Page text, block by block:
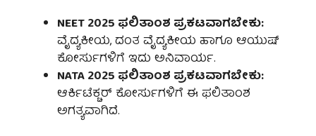
NEET 2025 ಫಲಿತಾಂಶ ಪ್ರಕಟವಾಗಬೇಕು:
ವೈದ್ಯಕೀಯ, ದಂತ ವೈದ್ಯಕೀಯ ಹಾಗೂ ಆಯುಷ್
ಕೋರ್ಸುಗಳಿಗೆ ಇದು ಅನಿವಾರ್ಯ.
NATA 2025 ಫಲಿತಾಂಶ ಪ್ರಕಟವಾಗಬೇಕು:
ಆರ್ಕಿಟೆಕ್ಚರ್ ಕೋರ್ಸುಗಳಿಗೆ ಈ ಫಲಿತಾಂಶ
ಅಗತ್ಯವಾಗಿದೆ.